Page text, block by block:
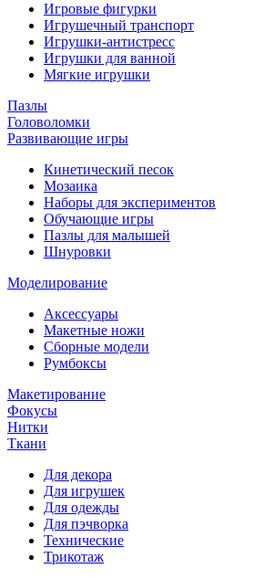
Игровые фигурки
Игрушечный транспорт
Игрушки-антистресс
Игрушки для ванной
Мягкие игрушки
Пазлы
Головоломки
Развивающие игры
Кинетический песок
Мозаика
Наборы для экспериментов
Обучающие игры
Пазлы для малышей
Шнуровки
Моделирование
Аксессуары
Макетные ножи
Сборные модели
Румбоксы
Макетирование
Фокусы
Нитки
Ткани
Для декора
Для игрушек
Для одежды
Для пэчворка
Технические
Трикотаж